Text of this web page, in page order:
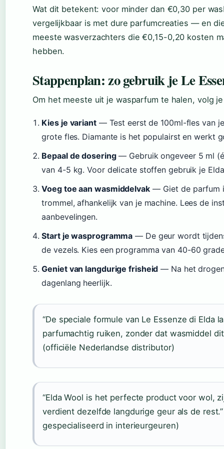
Wat dit betekent: voor minder dan €0,30 per
vergelijkbaar is met dure parfumcreaties — en
meeste wasverzachters die €0,15-0,20 kosten
hebben.
Stappenplan: zo gebruik je Le
Om het meeste uit je wasparfum te halen, volg
Kies je variant— Test eerst de 100ml-fles van
grote fles. Diamante is het populairst en werkt
Bepaal de dosering— Gebruik ongeveer 5 ml
van 4-5 kg. Voor delicate stoffen gebruik je
Voeg toe aan wasmiddelvak— Giet de parfum
trommel, afhankelijk van je machine. Lees de
aanbevelingen.
Start je wasprogramma — De geur wordt
de vezels. Kies een programma van 40-60
Geniet van langdurige frisheid — Na het
dagenlang heerlijk.
“De speciale formule van Le Essenze di Elda
parfumachtig ruiken, zonder dat wasmiddel
(officiële Nederlandse distributor)
“Elda Wool is het perfecte product voor wol,
verdient dezelfde langdurige geur als de
gespecialiseerd in interieurgeuren)